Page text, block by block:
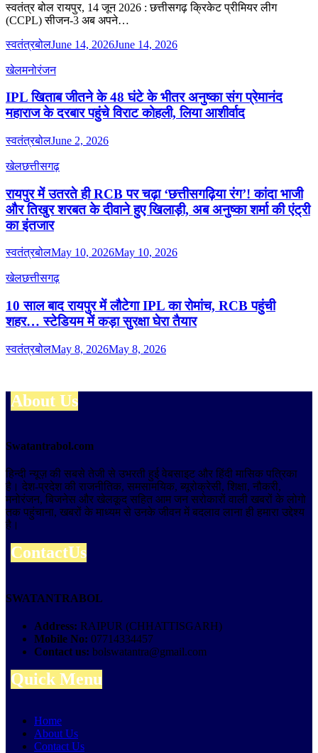
स्वतंत्र बोल रायपुर, 14 जून 2026 : छत्तीसगढ़ क्रिकेट प्रीमियर लीग
(CCPL) सीजन-3 अब अपने…
स्वतंत्रबोलJune 14, 2026June 14, 2026
खेलमनोरंजन
IPL खिताब जीतने के 48 घंटे के भीतर अनुष्का संग प्रेमानंद
महाराज के दरबार पहुंचे विराट कोहली, लिया आशीर्वाद
स्वतंत्रबोलJune 2, 2026
खेलछत्तीसगढ़
रायपुर में उतरते ही RCB पर चढ़ा ‘छत्तीसगढ़िया रंग’! कांदा भाजी
और तिखुर शरबत के दीवाने हुए खिलाड़ी, अब अनुष्का शर्मा की एंट्री
का इंतजार
स्वतंत्रबोलMay 10, 2026May 10, 2026
खेलछत्तीसगढ़
10 साल बाद रायपुर में लौटेगा IPL का रोमांच, RCB पहुंची
शहर… स्टेडियम में कड़ा सुरक्षा घेरा तैयार
स्वतंत्रबोलMay 8, 2026May 8, 2026
About Us
Swatantrabol.com
हिन्दी न्यूज़ की सबसे तेजी से उभरती हुई वेबसाइट और हिंदी मासिक पत्रिका
है। देश-प्रदेश की राजनीतिक, समसामयिक, ब्यूरोक्रेसी, शिक्षा, नौकरी,
मनोरंजन, बिजनेस और खेलकूद सहित आम जन सरोकारों वाली खबरों के लोगो
तक पहुंचाना, खबरों के माध्यम से उनके जीवन में बदलाव लाना ही हमारा उद्देश्य
है।
ContactUs
SWATANTRABOL
Address: RAIPUR (CHHATTISGARH)
Mobile No: 07714334457
Contact us: bolswatantra@gmail.com
Quick Menu
Home
About Us
Contact Us